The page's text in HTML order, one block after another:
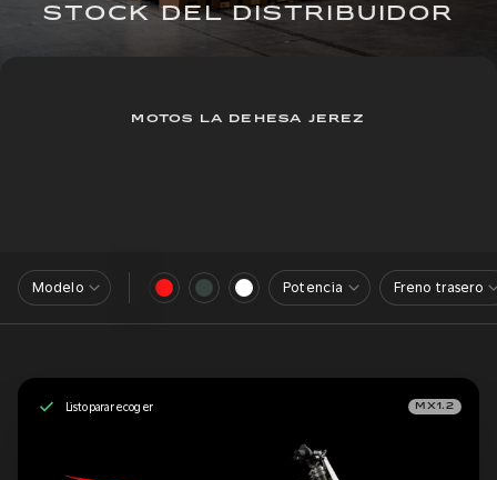
STOCK DEL DISTRIBUIDOR
MOTOS LA DEHESA JEREZ
Modelo Potencia Freno trasero
Listo para recoger MX1.2